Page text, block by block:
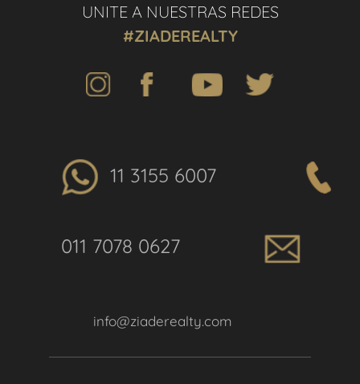
UNITE A NUESTRAS REDES
#ZIADEREALTY
11 3155 6007
011 7078 0627
info@ziaderealty.com